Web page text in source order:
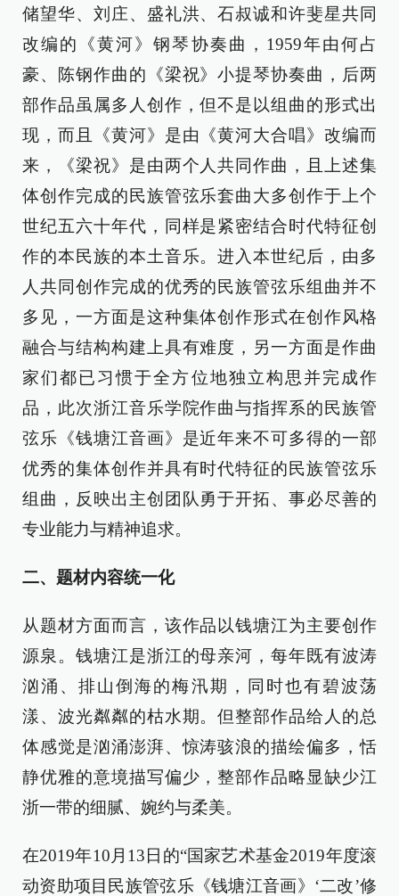
储望华、刘庄、盛礼洪、石叔诚和许斐星共同
改编的《黄河》钢琴协奏曲，1959年由何占
豪、陈钢作曲的《梁祝》小提琴协奏曲，后两
部作品虽属多人创作，但不是以组曲的形式出
现，而且《黄河》是由《黄河大合唱》改编而
来，《梁祝》是由两个人共同作曲，且上述集
体创作完成的民族管弦乐套曲大多创作于上个
世纪五六十年代，同样是紧密结合时代特征创
作的本民族的本土音乐。进入本世纪后，由多
人共同创作完成的优秀的民族管弦乐组曲并不
多见，一方面是这种集体创作形式在创作风格
融合与结构构建上具有难度，另一方面是作曲
家们都已习惯于全方位地独立构思并完成作
品，此次浙江音乐学院作曲与指挥系的民族管
弦乐《钱塘江音画》是近年来不可多得的一部
优秀的集体创作并具有时代特征的民族管弦乐
组曲，反映出主创团队勇于开拓、事必尽善的
专业能力与精神追求。
二、题材内容统一化
从题材方面而言，该作品以钱塘江为主要创作
源泉。钱塘江是浙江的母亲河，每年既有波涛
汹涌、排山倒海的梅汛期，同时也有碧波荡
漾、波光粼粼的枯水期。但整部作品给人的总
体感觉是汹涌澎湃、惊涛骇浪的描绘偏多，恬
静优雅的意境描写偏少，整部作品略显缺少江
浙一带的细腻、婉约与柔美。
在2019年10月13日的“国家艺术基金2019年度滚
动资助项目民族管弦乐《钱塘江音画》‘二改’修